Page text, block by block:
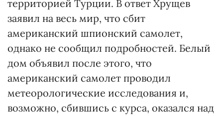
территорией Турции. В ответ Хрущев
заявил на весь мир, что сбит
американский шпионский самолет,
однако не сообщил подробностей. Белый
дом объявил после этого, что
американский самолет проводил
метеорологические исследования и,
возможно, сбившись с курса, оказался над